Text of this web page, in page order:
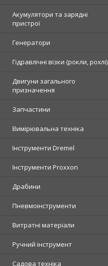
Акумулятори та зарядні
пристрої
Генератори
Гідравлічні візки (рокли, рохлі)
Двигуни загального
призначення
Запчастини
Вимірювальна техніка
Інструменти Dremel
Інструменти Proxxon
Драбини
Пневмоінструменти
Витратні матеріали
Ручний інструмент
Садова техніка